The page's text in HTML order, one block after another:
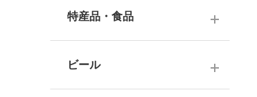
普通酒
お燗酒
米焼酎
ドイツワイン
海外産ワイン
赤ワイン
果実酒・その他
シリーズで選ぶ
特産品・食品
ビール